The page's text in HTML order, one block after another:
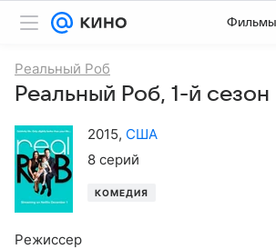
Реальный Роб
Реальный Роб, 1-й сезон
2015, США
8 серий
КОМЕДИЯ
Режиссер